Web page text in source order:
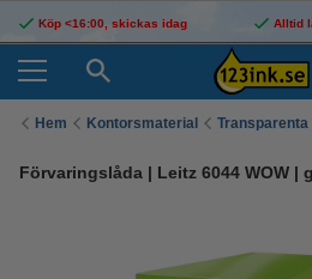
Köp <16:00, skickas idag Alltid
Hem Kontorsmaterial
Förvaringslåda | Leitz 6044 WOW |